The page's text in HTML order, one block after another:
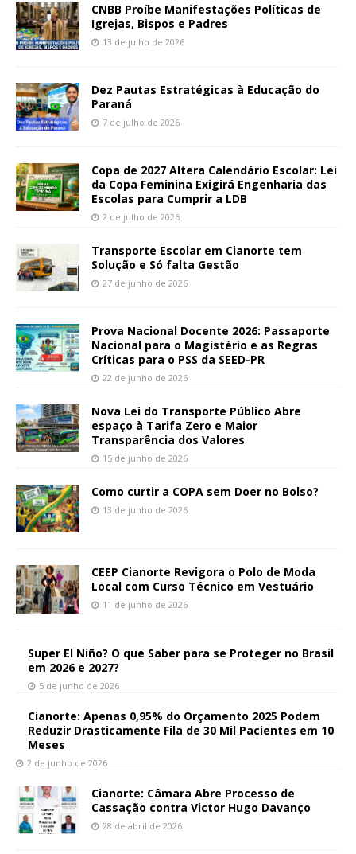
CNBB Proíbe Manifestações Políticas de
Igrejas, Bispos e Padres
13 de julho de 2026
Dez Pautas Estratégicas à Educação do
Paraná
7 de julho de 2026
Copa de 2027 Altera Calendário Escolar: Lei
da Copa Feminina Exigirá Engenharia das
Escolas para Cumprir a LDB
2 de julho de 2026
Transporte Escolar em Cianorte tem
Solução e Só falta Gestão
27 de junho de 2026
Prova Nacional Docente 2026: Passaporte
Nacional para o Magistério e as Regras
Críticas para o PSS da SEED-PR
22 de junho de 2026
Nova Lei do Transporte Público Abre
espaço à Tarifa Zero e Maior
Transparência dos Valores
15 de junho de 2026
Como curtir a COPA sem Doer no Bolso?
13 de junho de 2026
CEEP Cianorte Revigora o Polo de Moda
Local com Curso Técnico em Vestuário
11 de junho de 2026
Super El Niño? O que Saber para se Proteger no Brasil
em 2026 e 2027?
5 de junho de 2026
Cianorte: Apenas 0,95% do Orçamento 2025 Podem
Reduzir Drasticamente Fila de 30 Mil Pacientes em 10
Meses
2 de junho de 2026
Cianorte: Câmara Abre Processo de
Cassação contra Victor Hugo Davanço
28 de abril de 2026